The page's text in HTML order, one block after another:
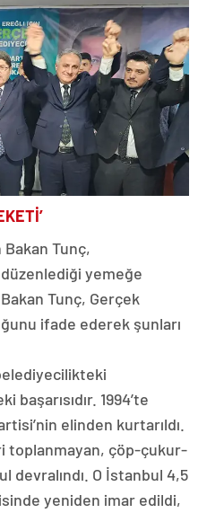
Tunç,
yemeğe
Tunç, Gerçek
ifade ederek şunları
başarısıdır. 1994’te
elinden kurtarıldı.
toplanmayan, çöp-çukur-
devralındı. O İstanbul 4,5
yeniden imar edildi,